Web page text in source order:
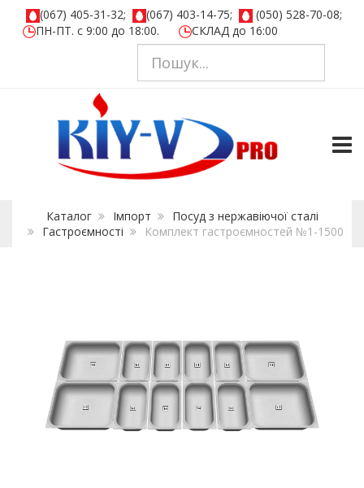
(067) 405-31-32; (067) 403-14-75;
(050) 528-70-08;
ПН-ПТ. с 9:00 до 18:00.
СКЛАД до 16:00
Каталог Імпорт
Посуд з нержавіючої сталі
Гастроємності
Комплект гастроємностей №1-1500